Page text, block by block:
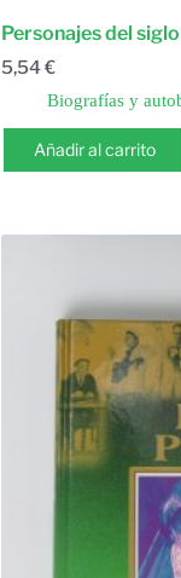
Personajes del
5,54€
Biografías y
Añadir al carrito